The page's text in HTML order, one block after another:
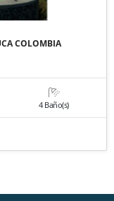
COLOMBIA
4 Baño(s)